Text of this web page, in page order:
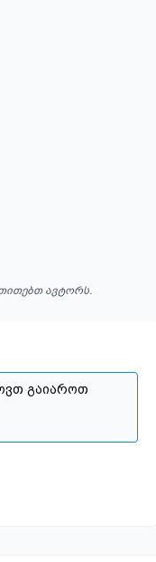
ავტორს.